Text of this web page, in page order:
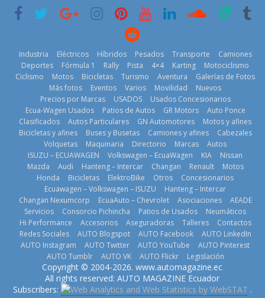
renovable
25 de julio de
Nuevo SUV
Honda ZR-V
Advanced
Hybrid para el
mercado local
23 de julio de
reingresa a
2026
Kia reúne a
jugadores de
fútbol de todo
el mundo en
‘Kia OMBC
Cup’
6 de mayo de
2026
La Vuelta al
Ecuador 2026,
edición 47ª,
3 de agosto de
La FEDAK
recibe 12
Sinotruk
Bolden para
cubrir las rutas
de La Vuelta
31 de julio de
2026
El costo de
tener un
Industria Eléctricos Híbridos Pesados Transporte
Camiones
Deportes
Fórmula 1 Rally Pista 4×4 Karting
Motociclismo
Ciclismo
Motos Bicicletas Turismo Aventura
Galerías de Fotos
Más fotos
Eventos Varios Movilidad
Nuevos
Precios por Marcas
USADOS
Usados Concesionarios
Ecua-Wagen Usados
Patios de Autos GR Motors
Auto Ponce
Clasificados
Autos Particulares GN Automotores
Motos y afines
Bicicletas y afines
Buses y Busetas Camiones y afines
Cabezales
Volquetas
Maquinaria Directorio Marcas
Autos
ISUZU – ECUAWAGEN
Volkswagen – EcuaWagen KIA
Nissan
Mazda
Audi Hanteng – Intercar Changan Renault
Motos
Honda
Bicicletas ElektroBike Otros
Concesionarios
Ecuawagen – Volkswagen – ISUZU
Hanteng – Intercar
Changan Nexumcorp
EcuaAuto – Chevrolet Asociaciones
AEADE
Servicios
Consorcio Pichincha Patios de Usados
Neumáticos
Hi Performance
Accesorios Aseguradoras Talleres
Contactos
Redes Sociales
AUTO Blogspot AUTO Facebook
AUTO LinkedIn
AUTO Instagram
AUTO Twitter AUTO YouTube
AUTO Pinterest
AUTO Tumblr
AUTO VK AUTO Flickr Legislación
Copyright © 2004-2026. www.automagazine.ec
All rights reserved: AUTO MAGAZINE Ecuador
Subscribers:
.